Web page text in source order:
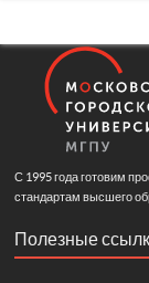
С 1995 года готовим
стандартам высшего
Полезные